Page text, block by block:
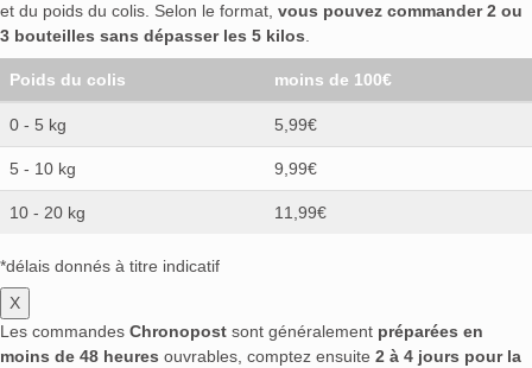
et du poids du colis. Selon le format, vous pouvez commander 2 ou
3 bouteilles sans dépasser les 5 kilos
Poids du colis moins de 100€
0 - 5 kg 5,99€
5 - 10 kg 9,99€
10 - 20 kg 11,99€
*délais donnés à titre indicatif
X
Les commandes Chronopost sont généralement préparées en
moins de 48 heures ouvrables, comptez ensuite 2 à 4 jours pour la